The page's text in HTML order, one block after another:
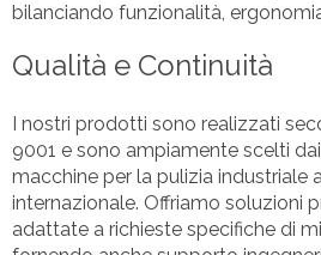
bilanciando funzionalità,
Qualità e Continuità
I nostri prodotti sono realizzati
9001 e sono ampiamente scelti
macchine per la pulizia industriale
internazionale. Offriamo soluzioni
adattate a richieste specifiche di